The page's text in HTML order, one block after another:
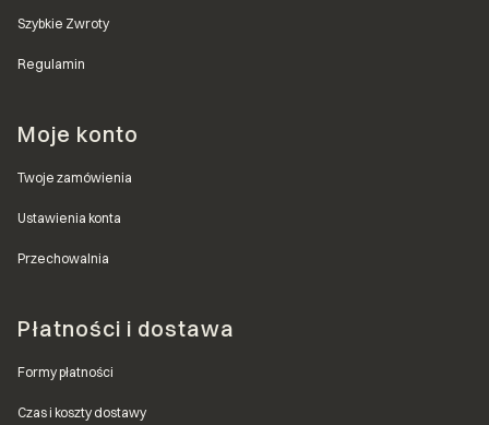
Szybkie Zwroty
Regulamin
Moje konto
Twoje zamówienia
Ustawienia konta
Przechowalnia
Płatności i dostawa
Formy płatności
Czas i koszty dostawy